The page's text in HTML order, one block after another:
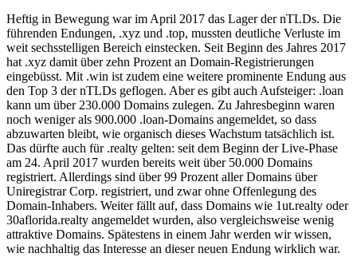
Heftig in Bewegung war im April 2017 das Lager der nTLDs. Die
führenden Endungen, .xyz und .top, mussten deutliche Verluste im
weit sechsstelligen Bereich einstecken. Seit Beginn des Jahres 2017
hat .xyz damit über zehn Prozent an Domain-Registrierungen
eingebüsst. Mit .win ist zudem eine weitere prominente Endung aus
den Top 3 der nTLDs geflogen. Aber es gibt auch Aufsteiger: .loan
kann um über 230.000 Domains zulegen. Zu Jahresbeginn waren
noch weniger als 900.000 .loan-Domains angemeldet, so dass
abzuwarten bleibt, wie organisch dieses Wachstum tatsächlich ist.
Das dürfte auch für .realty gelten: seit dem Beginn der Live-Phase
am 24. April 2017 wurden bereits weit über 50.000 Domains
registriert. Allerdings sind über 99 Prozent aller Domains über
Uniregistrar Corp. registriert, und zwar ohne Offenlegung des
Domain-Inhabers. Weiter fällt auf, dass Domains wie 1ut.realty oder
30aflorida.realty angemeldet wurden, also vergleichsweise wenig
attraktive Domains. Spätestens in einem Jahr werden wir wissen,
wie nachhaltig das Interesse an dieser neuen Endung wirklich war.